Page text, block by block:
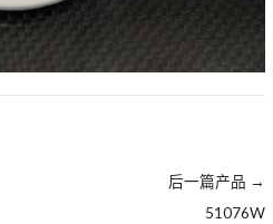
后一篇产品 →
51076W